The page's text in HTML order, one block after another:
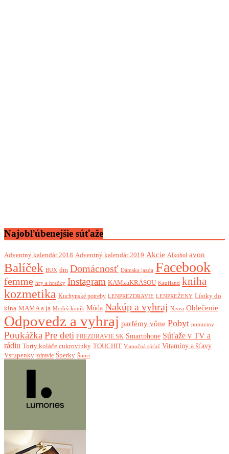
Najobľúbenejšie súťaže
Adventný kalendár 2018 Adventný kalendár 2019 Akcie Alkohol avon
Balíček BUX dm Domácnosť Dámska jazda Facebook
femme hry a hračky Instagram KAMzaKRÁSOU Kaufland kniha
kozmetika Kuchynské potreby LENPREZDRAVIE LENPREŽENY Lístky do
kina MAMA a ja Modrý koník Móda Nakúp a vyhraj Nivea Oblečenie
Odpovedz a vyhraj parfémy vône Pobyt potraviny
Poukážka Pre deti PREZDRAVIE.SK Smartphone Súťaže v TV a
rádiu Torty koláče cukrovinky TOUCHIT Vianočná súťaž Vitamíny a šťavy
Vstupenky zdravie Šperky Šport